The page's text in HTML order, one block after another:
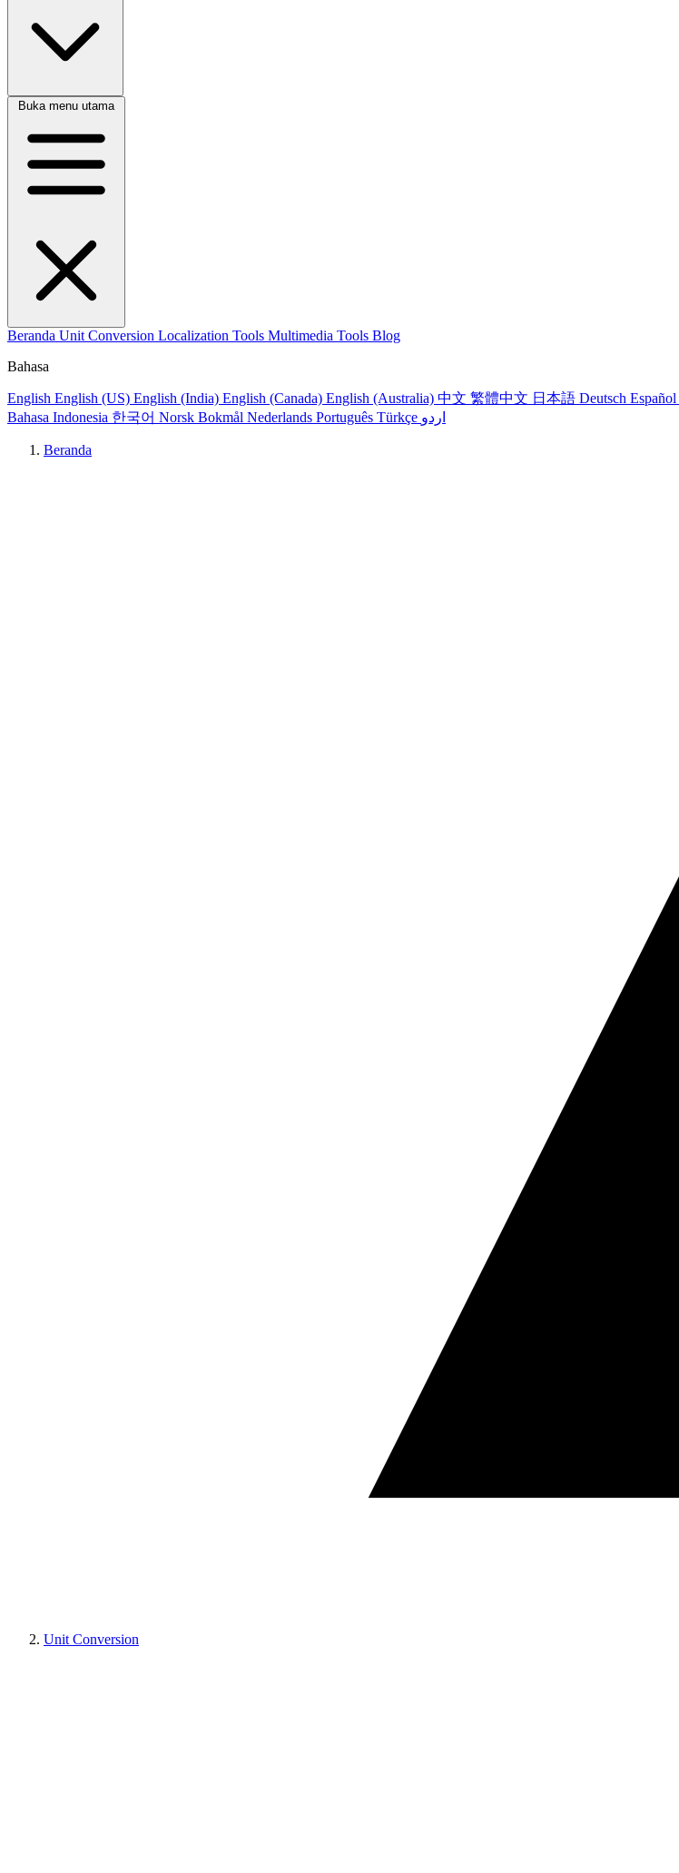
Buka menu utama
Beranda Unit Conversion Localization Tools Multimedia Tools Blog
Bahasa
English English (US) English (India) English (Canada) English (Australia) 中文 繁體中文 日本語 Deutsch Español
Bahasa Indonesia 한국어 Norsk Bokmål Nederlands Português Türkçe اردو
Beranda
Unit Conversion